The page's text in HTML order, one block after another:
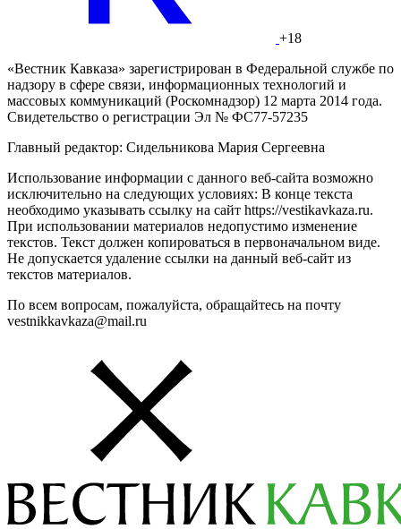
+18
«Вестник Кавказа» зарегистрирован в Федеральной службе по
надзору в сфере связи, информационных технологий и
массовых коммуникаций (Роскомнадзор) 12 марта 2014 года.
Свидетельство о регистрации Эл № ФС77-57235
Главный редактор: Сидельникова Мария Сергеевна
Использование информации с данного веб-сайта возможно
исключительно на следующих условиях: В конце текста
необходимо указывать ссылку на сайт https://vestikavkaza.ru.
При использовании материалов недопустимо изменение
текстов. Текст должен копироваться в первоначальном виде.
Не допускается удаление ссылки на данный веб-сайт из
текстов материалов.
По всем вопросам, пожалуйста, обращайтесь на почту
vestnikkavkaza@mail.ru